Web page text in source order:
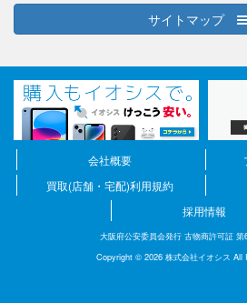
サイトマップ
会社概要
買取(店舗・宅配)利用規約
採用情報
大阪府公安委員会発行 古物商許可証
Copyright © 2026 株式会社イオシス All